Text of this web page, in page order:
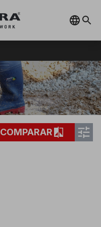
COMPARARcompare tune